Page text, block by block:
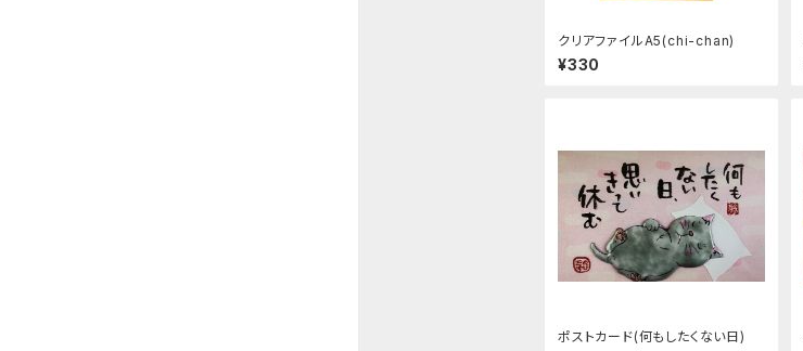
クリアファイルA5(chi-chan)
¥330
ポストカード(何もしたくない日)